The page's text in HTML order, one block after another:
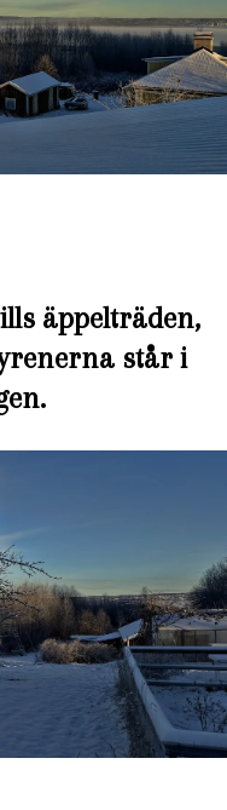
äppelträden,
står i